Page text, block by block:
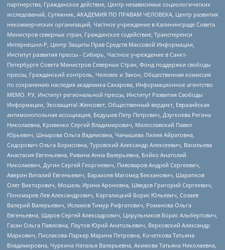
партнерства, Гражданское действие, Центр независимых социологических
исследований, Сутяжник, АКАДЕМИЯ ПО ПРАВАМ ЧЕЛОВЕКА, Центр развития
некоммерческих организаций, Частное учреждение в Калининграде Совета
Министров северных стран, Гражданское содействие, Трансперенси
Интернешнл-Р, Центр Защиты Прав Средств Массовой Информации,
Институт развития прессы - Сибирь, Частное учреждение в Санкт-
Петербурге Совета Министров Северных Стран, Фонд поддержки свободы
прессы, Гражданский контроль, Человек и Закон, Общественная комиссия
по сохранению наследия академика Сахарова, Информационное агентство
МЕМО. РУ, Институт региональной прессы, Институт Развития Свободы
Информации, Экозащита!-Женсовет, Общественный вердикт, Евразийская
антимонопольная ассоциация, Бедушев Петр Петрович, Дзугкоева Регина
Николаевна, Кривенко Сергей Владимирович, Милославский Павел
Юрьевич, Шнырова Ольга Вадимовна, Чанышева Лилия Айратовна,
Сидорович Ольга Борисовна, Туровский Александр Алексеевич, Васильева
Анастасия Евгеньевна, Ривина Анна Валерьевна, Бойко Анатолий
Николаевич, Дугин Сергей Георгиевич, Пивоваров Андрей Сергеевич,
Аверин Виталий Евгеньевич, Барахоев Магомед Бекханович, Шарипков
Олег Викторович, Мошель Ирина Ароновна, Шведов Григорий Сергеевич,
Пономарев Лев Александрович, Каргалицкий Борис Юльевич, Созаев
Валерий Валерьевич, Исламов Тимур Рифгатович, Романова Ольга
Евгеньевна, Щаров Сергей Алексадрович, Цирульников Борис Альбертович,
Гасан Ольга Павловна, Паутов Юрий Анатольевич, Верховский Александр
Маркович, Пислакова-Паркер Марина Петровна, Кочеткова Татьяна
Владимировна, Чуркина Наталья Валерьевна, Акимова Татьяна Николаевна,